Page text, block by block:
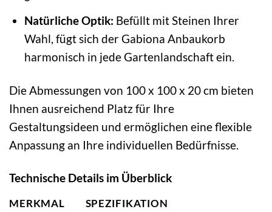
Natürliche Optik: Befüllt mit Steinen Ihrer
Wahl, fügt sich der Gabiona Anbaukorb
harmonisch in jede Gartenlandschaft ein.
Die Abmessungen von 100 x 100 x 20 cm bieten
Ihnen ausreichend Platz für Ihre
Gestaltungsideen und ermöglichen eine flexible
Anpassung an Ihre individuellen Bedürfnisse.
Technische Details im Überblick
MERKMAL
SPEZIFIKATION